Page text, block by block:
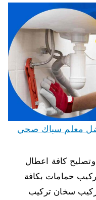
هدية 55850065 افضل معلم سباك صحي
كافة اعطال
حمامات بكافة
سخان تركيب